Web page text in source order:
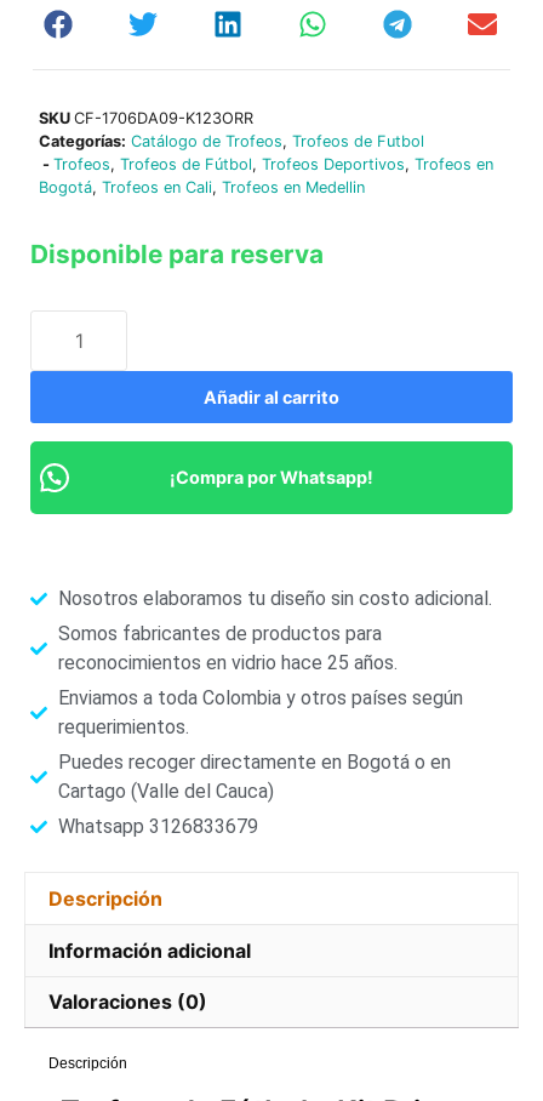
SKU CF-1706DA09-K123ORR
Categorías: Catálogo de Trofeos, Trofeos de Futbol
- Trofeos, Trofeos de Fútbol, Trofeos Deportivos, Trofeos en
Bogotá, Trofeos en Cali, Trofeos en Medellin
Disponible para reserva
Añadir al carrito
¡Compra por Whatsapp!
Nosotros elaboramos tu diseño sin costo adicional.
Somos fabricantes de productos para
reconocimientos en vidrio hace 25 años.
Enviamos a toda Colombia y otros países según
requerimientos.
Puedes recoger directamente en Bogotá o en
Cartago (Valle del Cauca)
Whatsapp 3126833679
Descripción
Información adicional
Valoraciones (0)
Descripción